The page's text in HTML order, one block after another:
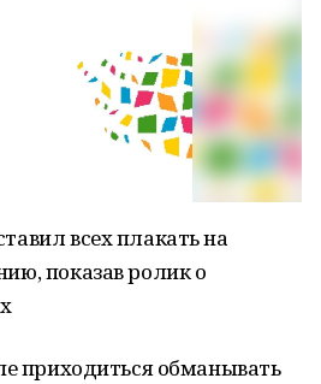
всех плакать на
показав ролик о
приходиться обманывать